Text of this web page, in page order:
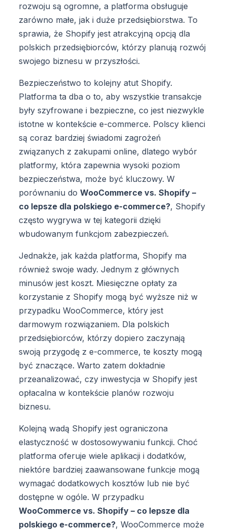
rozwoju są ogromne, a platforma obsługuje
zarówno małe, jak i duże przedsiębiorstwa. To
sprawia, że Shopify jest atrakcyjną opcją dla
polskich przedsiębiorców, którzy planują rozwój
swojego biznesu w przyszłości.
Bezpieczeństwo to kolejny atut Shopify.
Platforma ta dba o to, aby wszystkie transakcje
były szyfrowane i bezpieczne, co jest niezwykle
istotne w kontekście e-commerce. Polscy klienci
są coraz bardziej świadomi zagrożeń
związanych z zakupami online, dlatego wybór
platformy, która zapewnia wysoki poziom
bezpieczeństwa, może być kluczowy. W
porównaniu doWooCommerce vs. Shopify –
co lepsze dla polskiego e-commerce?, Shopify
często wygrywa w tej kategorii dzięki
wbudowanym funkcjom zabezpieczeń.
Jednakże, jak każda platforma, Shopify ma
również swoje wady. Jednym z głównych
minusów jest koszt. Miesięczne opłaty za
korzystanie z Shopify mogą być wyższe niż w
przypadku WooCommerce, który jest
darmowym rozwiązaniem. Dla polskich
przedsiębiorców, którzy dopiero zaczynają
swoją przygodę z e-commerce, te koszty mogą
być znaczące. Warto zatem dokładnie
przeanalizować, czy inwestycja w Shopify jest
opłacalna w kontekście planów rozwoju
biznesu.
Kolejną wadą Shopify jest ograniczona
elastyczność w dostosowywaniu funkcji. Choć
platforma oferuje wiele aplikacji i dodatków,
niektóre bardziej zaawansowane funkcje mogą
wymagać dodatkowych kosztów lub nie być
dostępne w ogóle. W przypadku
WooCommerce vs. Shopify – co lepsze dla
polskiego e-commerce?, WooCommerce może